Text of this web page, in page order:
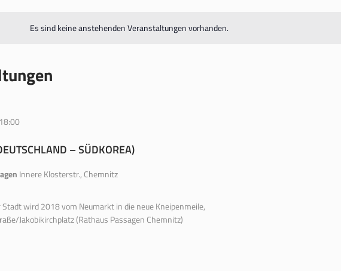
Es sind keine anstehenden Veranstaltungen vorhanden.
18:00
– SÜDKOREA)
Innere Klosterstr., Chemnitz
wird 2018 vom Neumarkt in die neue Kneipenmeile,
Jakobikirchplatz (Rathaus Passagen Chemnitz)